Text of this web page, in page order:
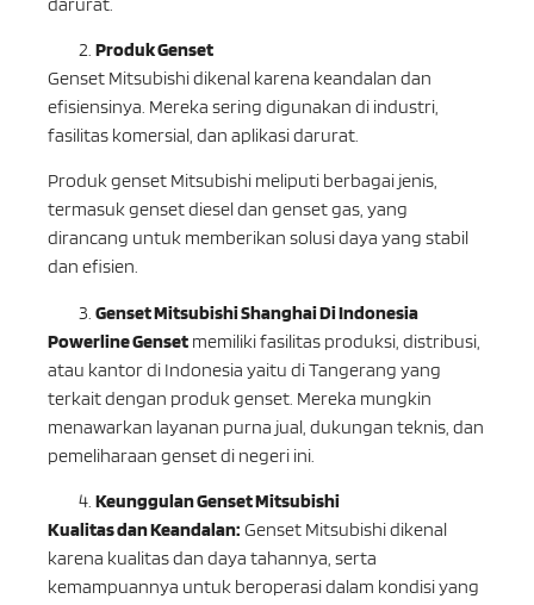
Produk Genset
Genset Mitsubishi dikenal karena keandalan dan
efisiensinya. Mereka sering digunakan di industri,
fasilitas komersial, dan aplikasi darurat.
Produk genset Mitsubishi meliputi berbagai jenis,
termasuk genset diesel dan genset gas, yang
dirancang untuk memberikan solusi daya yang stabil
dan efisien.
Genset Mitsubishi Shanghai Di Indonesia
Powerline Genset memiliki fasilitas produksi, distribusi,
atau kantor di Indonesia yaitu di Tangerang yang
terkait dengan produk genset. Mereka mungkin
menawarkan layanan purna jual, dukungan teknis, dan
pemeliharaan genset di negeri ini.
Keunggulan Genset Mitsubishi
Kualitas dan Keandalan: Genset Mitsubishi dikenal
karena kualitas dan daya tahannya, serta
kemampuannya untuk beroperasi dalam kondisi yang